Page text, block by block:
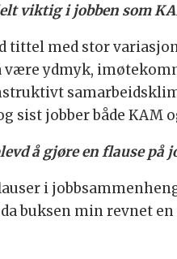
viktig i jobben som
tittel med stor
være ydmyk,
sist jobber både
å gjøre en flause på
i
buksen min revnet